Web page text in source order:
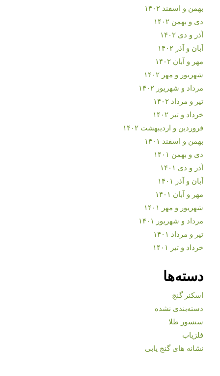
بهمن و اسفند ۱۴۰۲
دی و بهمن ۱۴۰۲
آذر و دی ۱۴۰۲
آبان و آذر ۱۴۰۲
مهر و آبان ۱۴۰۲
شهریور و مهر ۱۴۰۲
مرداد و شهریور ۱۴۰۲
تیر و مرداد ۱۴۰۲
خرداد و تیر ۱۴۰۲
فروردین و اردیبهشت ۱۴۰۲
بهمن و اسفند ۱۴۰۱
دی و بهمن ۱۴۰۱
آذر و دی ۱۴۰۱
آبان و آذر ۱۴۰۱
مهر و آبان ۱۴۰۱
شهریور و مهر ۱۴۰۱
مرداد و شهریور ۱۴۰۱
تیر و مرداد ۱۴۰۱
خرداد و تیر ۱۴۰۱
دسته‌ها
اسکنر گنج
دسته‌بندی نشده
سنسور طلا
فلزیاب
نشانه های گنج یابی